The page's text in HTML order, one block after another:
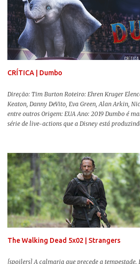
Terra que estavam presos por séculos em uma
libertando-os pelo mundo. O espectador
uma pequena vantagem em relação às outras
viver em silêncio pelo fato da filha mais velha
amam filmes com temática apocalíptica, a
como entretenimento mediano. Todo o cenário
CRÍTICA | Dumbo
Direção: Tim Burton Roteiro: Ehren Kruger
Keaton, Danny DeVito, Eva Green, Alan Arkin,
entre outros Origem: EUA Ano: 2019 Dumbo é
série de live-actions que a Disney está
remake , já que a história do elefantinho
mais realista, se adequando perfeitamente a
falantes, por exemplo, mas nem por isso o tom
de lado. Apesar da relevância histórica, o filme
em termos visuais e narrativos, , superando a
visuais e narrativos. A história começa quando
Ferrier (Colin Farrell), uma ex-estrela de circo,
com os filhos de...
The Walking Dead 5x02 | Strangers
[spoilers] A calmaria que precede a tempestade.